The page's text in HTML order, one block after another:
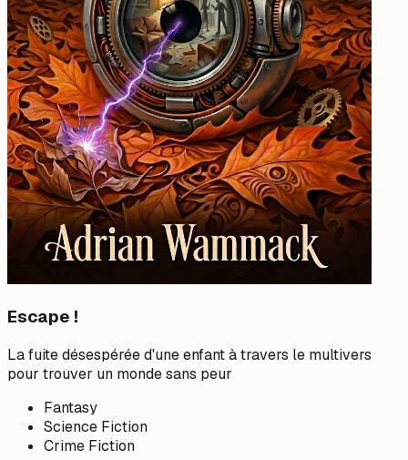
Escape !
La fuite désespérée d'une enfant à travers le multivers
pour trouver un monde sans peur
Fantasy
Science Fiction
Crime Fiction